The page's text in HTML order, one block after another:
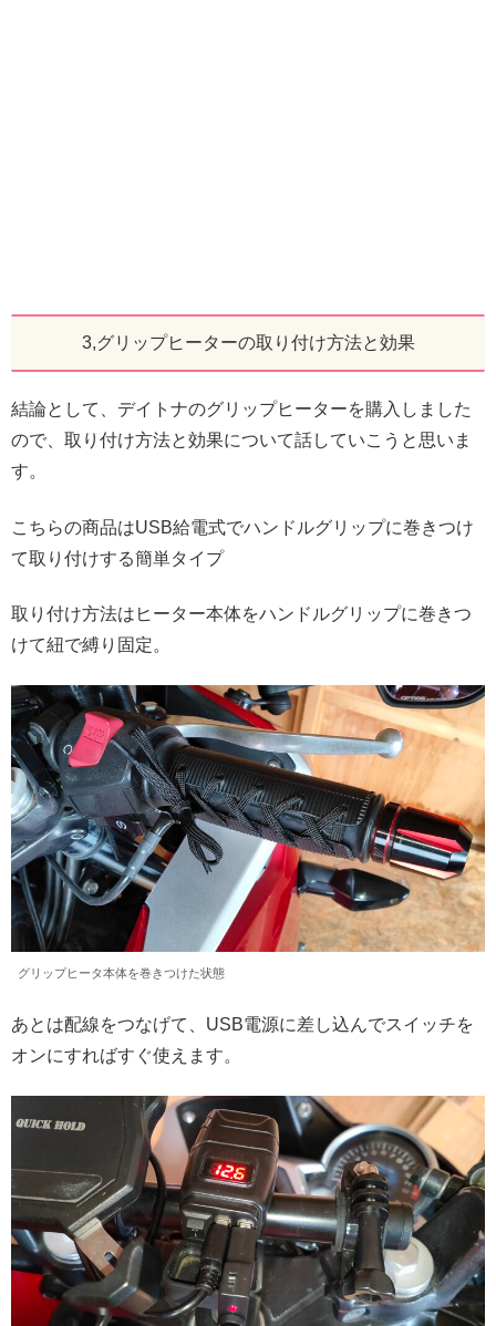
3,グリップヒーターの取り付け方法と効果
結論として、デイトナのグリップヒーターを購入しました
ので、取り付け方法と効果について話していこうと思いま
す。
こちらの商品はUSB給電式でハンドルグリップに巻きつけ
て取り付けする簡単タイプ
取り付け方法はヒーター本体をハンドルグリップに巻きつ
けて紐で縛り固定。
グリップヒータ本体を巻きつけた状態
あとは配線をつなげて、USB電源に差し込んでスイッチを
オンにすればすぐ使えます。